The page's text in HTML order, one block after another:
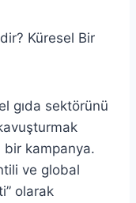
Küresel Bir
gıda sektörünü
bir kampanya.
ve global
olarak